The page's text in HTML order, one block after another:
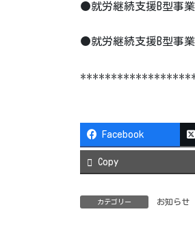
●就労継続支援B型事
●就労継続支援B型事
Facebook
Copy
カテゴリー お知らせ